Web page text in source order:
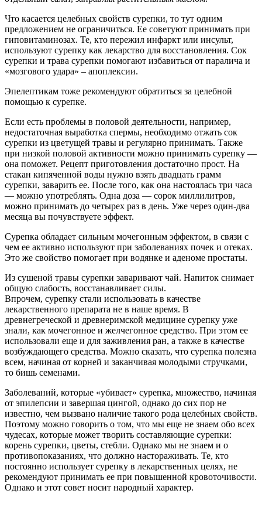
Что касается целебных свойств сурепки, то тут одним
предложением не ограничиться. Ее советуют принимать при
гиповитаминозах. Те, кто пережил инфаркт или инсульт,
используют сурепку как лекарство для восстановления. Сок
сурепки и трава сурепки помогают избавиться от паралича и
«мозгового удара» – апоплексии.
Эпелептикам тоже рекомендуют обратиться за целебной
помощью к сурепке.
Если есть проблемы в половой деятельности, например,
недостаточная выработка спермы, необходимо отжать сок
сурепки из цветущей травы и регулярно принимать. Также
при низкой половой активности можно принимать сурепку —
она поможет. Рецепт приготовления достаточно прост. На
стакан кипяченной воды нужно взять двадцать грамм
сурепки, заварить ее. После того, как она настоялась три часа
— можно употреблять. Одна доза — сорок миллилитров,
можно принимать до четырех раз в день. Уже через один-два
месяца вы почувствуете эффект.
Сурепка обладает сильным мочегонным эффектом, в связи с
чем ее активно используют при заболеваниях почек и отеках.
Это же свойство помогает при водянке и аденоме простаты.
Из сушеной травы сурепки заваривают чай. Напиток снимает
общую слабость, восстанавливает силы.
Впрочем, сурепку стали использовать в качестве
лекарственного препарата не в наше время. В
древнегреческой и древнеримской медицине сурепку уже
знали, как мочегонное и желчегонное средство. При этом ее
использовали еще и для заживления ран, а также в качестве
возбуждающего средства. Можно сказать, что сурепка полезна
всем, начиная от корней и заканчивая молодыми стручками,
то бишь семенами.
Заболеваний, которые «убивает» сурепка, множество, начиная
от эпилепсии и завершая цингой, однако до сих пор не
известно, чем вызвано наличие такого рода целебных свойств.
Поэтому можно говорить о том, что мы еще не знаем обо всех
чудесах, которые может творить составляющие сурепки:
корень сурепки, цветы, стебли. Однако мы не знаем и о
противопоказаниях, что должно настораживать. Те, кто
постоянно использует сурепку в лекарственных целях, не
рекомендуют принимать ее при повышенной кровоточивости.
Однако и этот совет носит народный характер.